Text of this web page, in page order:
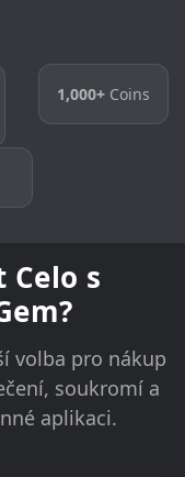
1,000+Coins
Celo s
volba pro nákup
soukromí a
aplikaci.